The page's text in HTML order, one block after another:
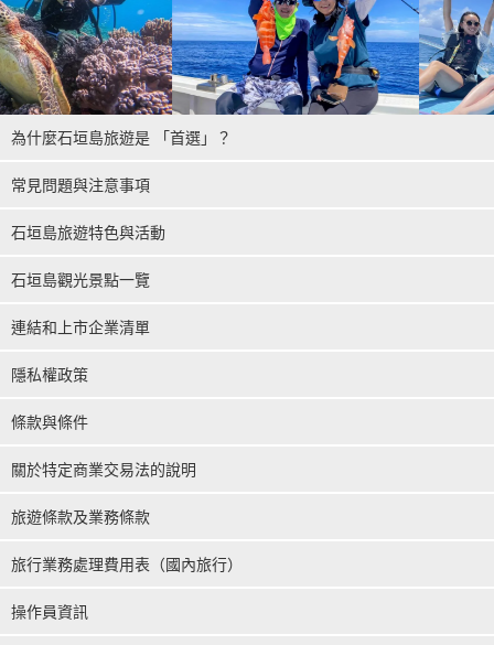
為什麼石垣島旅遊是 「首選」？
常見問題與注意事項
石垣島旅遊特色與活動
石垣島觀光景點一覽
連結和上市企業清單
隱私權政策
條款與條件
關於特定商業交易法的說明
旅遊條款及業務條款
旅行業務處理費用表（國內旅行）
操作員資訊